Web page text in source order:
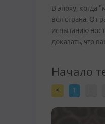
В эпоху, когда
вся страна. От
испытанию
доказать, что